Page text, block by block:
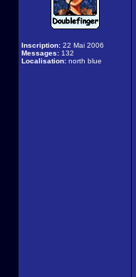
Inscription: 22 Mai 2006
Messages: 132
Localisation: north blue